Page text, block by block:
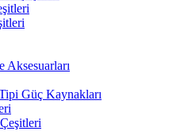
Aksesuarları
Güç Kaynakları